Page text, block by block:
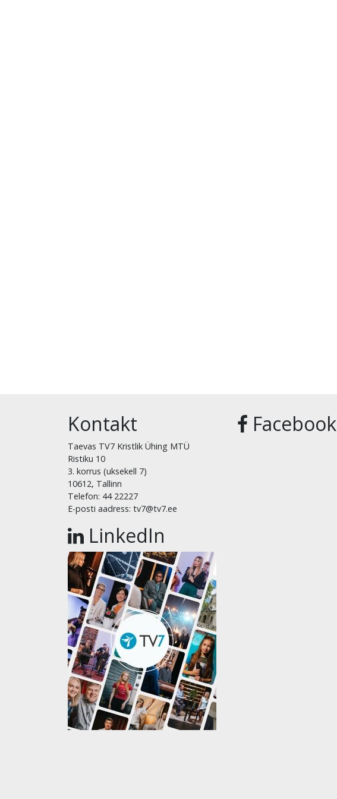
Kontakt
Taevas TV7 Kristlik Ühing MTÜ
Ristiku 10
3. korrus (uksekell 7)
10612, Tallinn
Telefon: 44 22227
E-posti aadress: tv7@tv7.ee
LinkedIn
Facebook